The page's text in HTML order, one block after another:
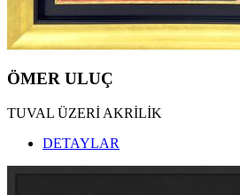
ÖMER ULUÇ
TUVAL ÜZERİ AKRİLİK
DETAYLAR